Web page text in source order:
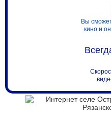
Вы
кино и